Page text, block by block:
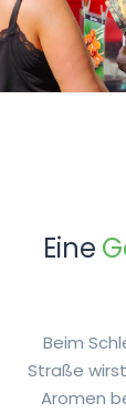
Eine
Beim
Straße
Aromen